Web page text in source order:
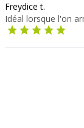
Freydice t.
Idéal lorsque l'on